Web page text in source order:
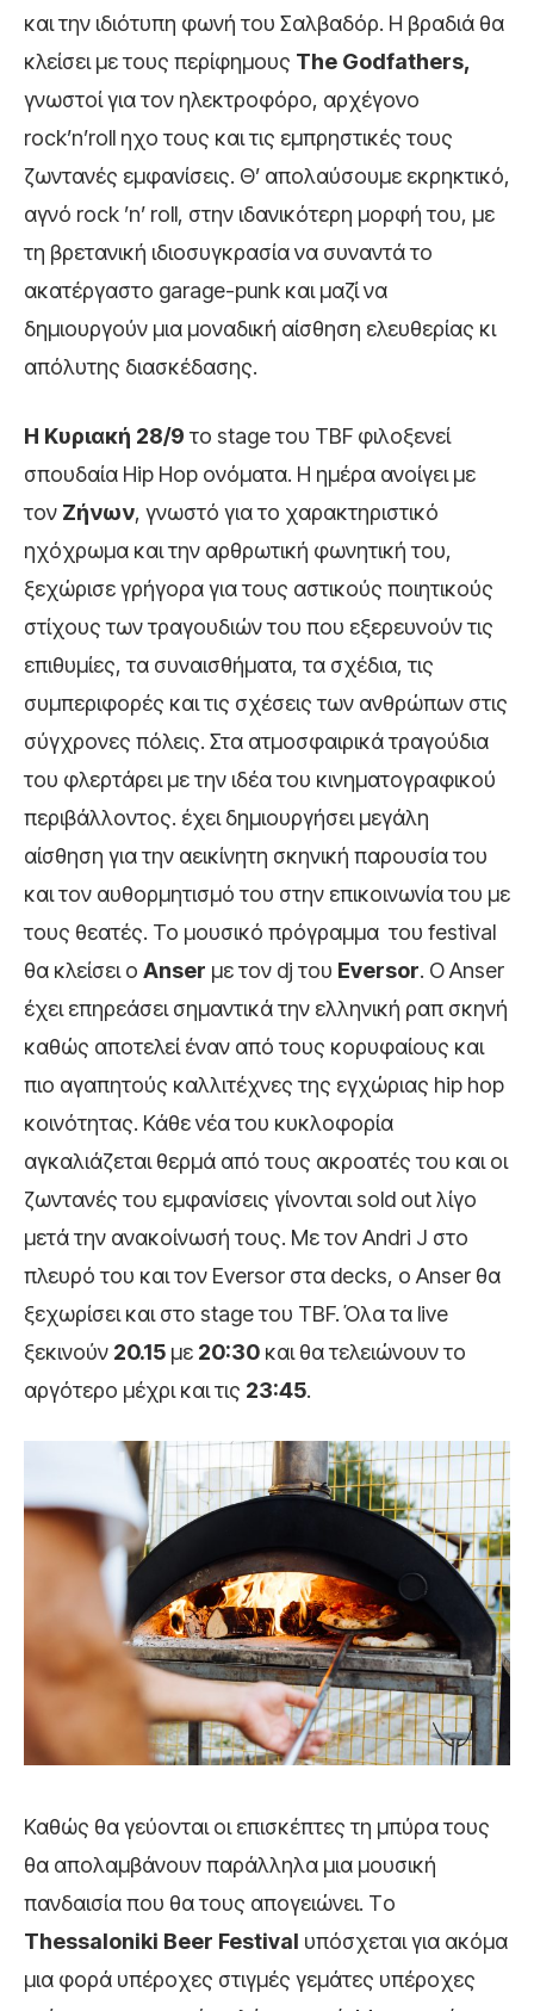
και την ιδιότυπη φωνή του Σαλβαδόρ. Η βραδιά θα
κλείσει με τους περίφημους The Godfathers,
γνωστοί για τον ηλεκτροφόρο, αρχέγονο
rock’n’roll ηχο τους και τις εμπρηστικές τους
ζωντανές εμφανίσεις. Θ’ απολαύσουμε εκρηκτικό,
αγνό rock ’n’ roll, στην ιδανικότερη μορφή του, με
τη βρετανική ιδιοσυγκρασία να συναντά το
ακατέργαστο garage-punk και μαζί να
δημιουργούν μια μοναδική αίσθηση ελευθερίας κι
απόλυτης διασκέδασης.
Η Κυριακή 28/9το stage του TBF φιλοξενεί
σπουδαία Hip Hop ονόματα. H ημέρα ανοίγει με
τον Ζήνων, γνωστό για το χαρακτηριστικό
ηχόχρωμα και την αρθρωτική φωνητική του,
ξεχώρισε γρήγορα για τους αστικούς ποιητικούς
στίχους των τραγουδιών του που εξερευνούν τις
επιθυμίες, τα συναισθήματα, τα σχέδια, τις
συμπεριφορές και τις σχέσεις των ανθρώπων στις
σύγχρονες πόλεις. Στα ατμοσφαιρικά τραγούδια
του φλερτάρει με την ιδέα του κινηματογραφικού
περιβάλλοντος. έχει δημιουργήσει μεγάλη
αίσθηση για την αεικίνητη σκηνική παρουσία του
και τον αυθορμητισμό του στην επικοινωνία του με
τους θεατές. Το μουσικό πρόγραμμα του festival
θα κλείσει ο Anser με τον dj του Eversor. Ο Anser
έχει επηρεάσει σημαντικά την ελληνική ραπ σκηνή
καθώς αποτελεί έναν από τους κορυφαίους και
πιο αγαπητούς καλλιτέχνες της εγχώριας hip hop
κοινότητας. Κάθε νέα του κυκλοφορία
αγκαλιάζεται θερμά από τους ακροατές του και οι
ζωντανές του εμφανίσεις γίνονται sold out λίγο
μετά την ανακοίνωσή τους. Με τον Andri J στο
πλευρό του και τον Eversor στα decks, ο Anser θα
ξεχωρίσει και στο stage του TBF. Όλα τα live
ξεκινούν 20.15 με 20:30 και θα τελειώνουν το
αργότερο μέχρι και τις 23:45.
Καθώς θα γεύονται οι επισκέπτες τη μπύρα τους
θα απολαμβάνουν παράλληλα μια μουσική
πανδαισία που θα τους απογειώνει. Tο
Thessaloniki Beer Festival υπόσχεται για ακόμα
μια φορά υπέροχες στιγμές γεμάτες υπέροχες